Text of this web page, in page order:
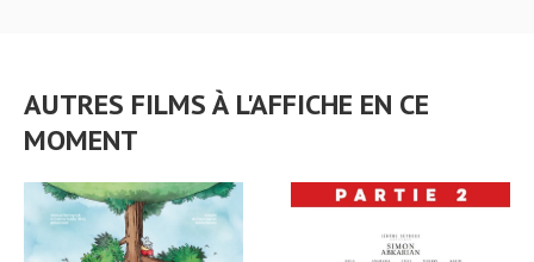
AUTRES FILMS À L'AFFICHE EN CE
MOMENT